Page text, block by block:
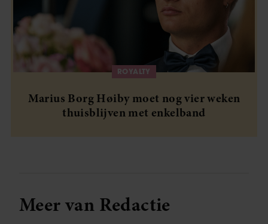
ROYALTY
Marius Borg Høiby moet nog vier weken
thuisblijven met enkelband
Meer van Redactie